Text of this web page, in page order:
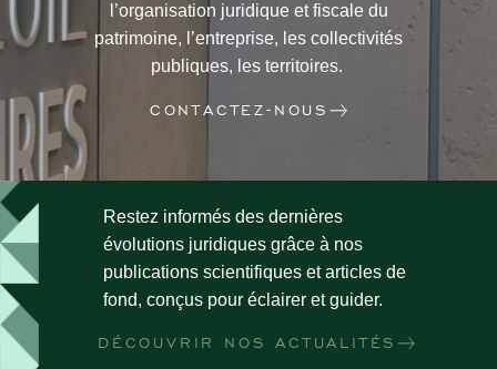
Restez informés des dernières
évolutions juridiques grâce à nos
publications scientifiques et articles de
fond, conçus pour éclairer et guider.
DÉCOUVRIR NOS ACTUALITÉS
l’organisation juridique et fiscale du
patrimoine, l’entreprise, les collectivités
publiques, les territoires.
CONTACTEZ-NOUS